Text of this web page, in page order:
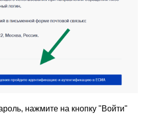
нажмите на кнопку "Войти"